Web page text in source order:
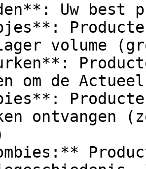
Uw best
volume
om de
ontvangen